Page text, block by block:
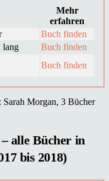
Mehr
erfahren
Buch finden
lang
Buch finden
Buch finden
Sarah Morgan, 3 Bücher
alle Bücher in
bis 2018)